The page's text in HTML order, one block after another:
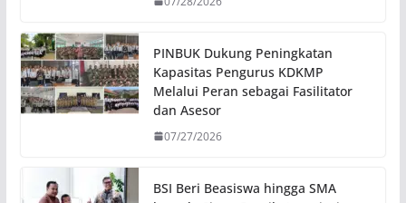
PINBUK Dukung Peningkatan
Kapasitas Pengurus KDKMP
Melalui Peran sebagai Fasilitator
dan Asesor
07/27/2026
BSI Beri Beasiswa hingga SMA